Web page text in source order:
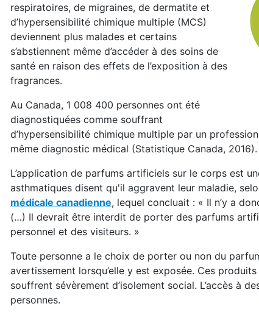
respiratoires, de migraines, de dermatite et
d’hypersensibilité chimique multiple (MCS)
deviennent plus malades et certains
s’abstiennent même d’accéder à des soins de
santé en raison des effets de l’exposition à des
fragrances.
Au Canada, 1 008 400 personnes ont été
diagnostiquées comme souffrant
d’hypersensibilité chimique multiple par un
même diagnostic médical (Statistique Canada, 2016).
L’application de parfums artificiels sur le corps est
asthmatiques disent qu'il aggravent leur maladie,
médicale canadienne, lequel concluait : « Il n’y a
(…) Il devrait être interdit de porter des parfums
personnel et des visiteurs. »
Toute personne a le choix de porter ou non du
avertissement lorsqu’elle y est exposée. Ces
souffrent sévèrement d’isolement social. L’accès à
personnes.